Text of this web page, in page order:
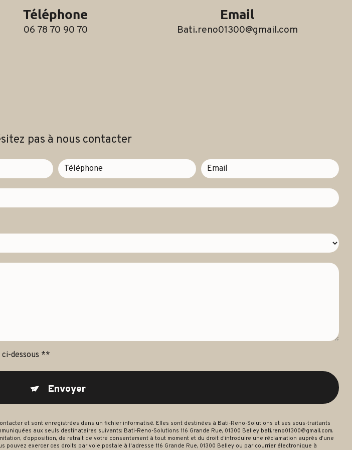
Téléphone
06 78 70 90 70
Email
bati.reno01300@gmail.com
pas à nous contacter
dessous **
Envoyer
et sont enregistrées dans un fichier informatisé. Elles sont destinées à Bati-Reno-Solutions et ses sous-traitants
aux seuls destinataires suivants: Bati-Reno-Solutions 116 Grande Rue, 01300 Belley bati.reno01300@gmail.com.
d’opposition, de retrait de votre consentement à tout moment et du droit d’introduire une réclamation auprès d’une
pouvez exercer ces droits par voie postale à l'adresse 116 Grande Rue, 01300 Belley ou par courrier électronique à